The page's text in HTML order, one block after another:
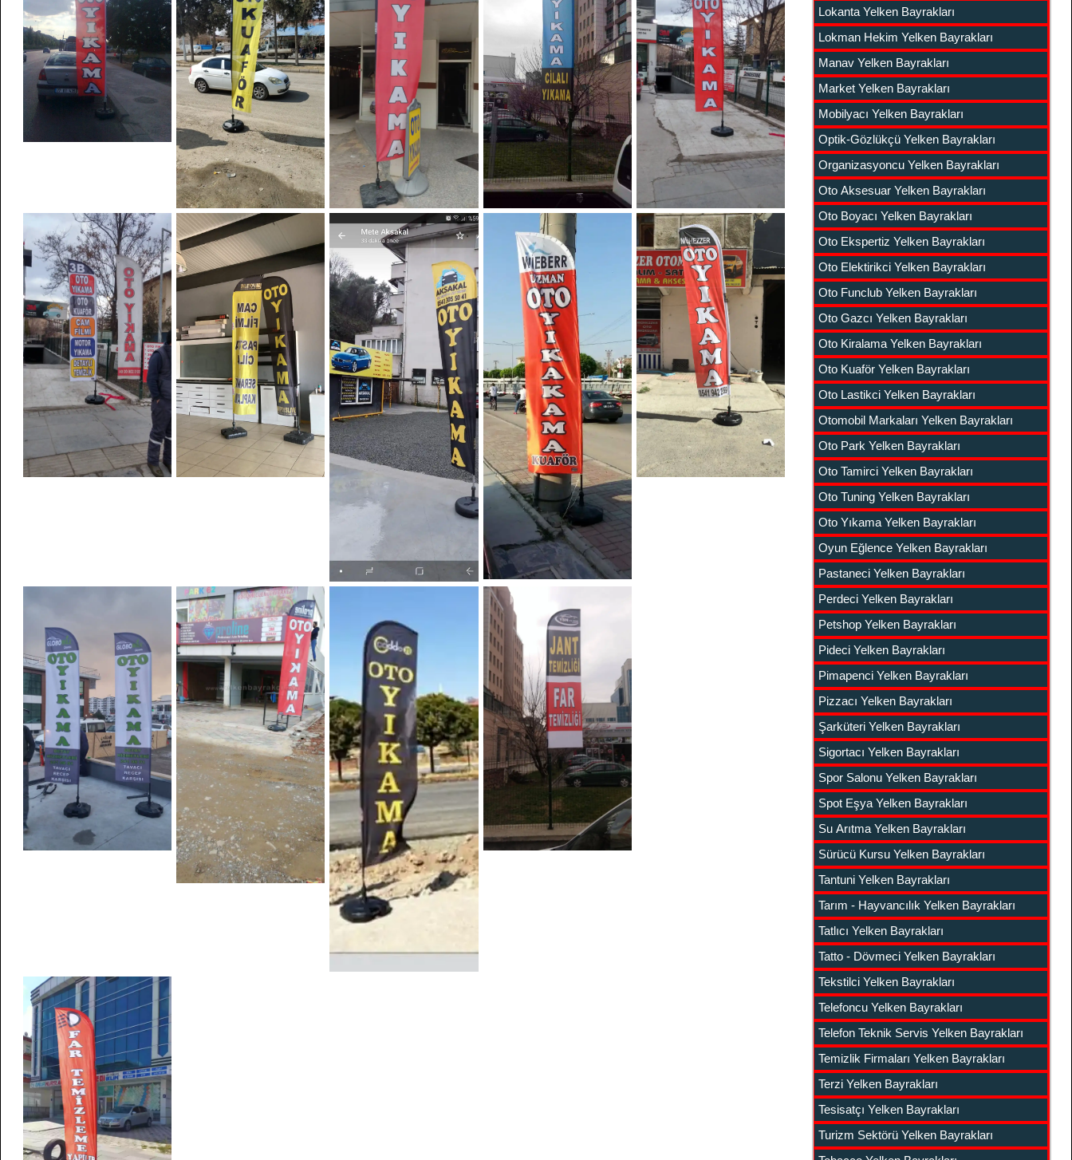
Lokanta Yelken Bayrakları
Lokman Hekim Yelken Bayrakları
Manav Yelken Bayrakları
Market Yelken Bayrakları
Mobilyacı Yelken Bayrakları
Optik-Gözlükçü Yelken Bayrakları
Organizasyoncu Yelken Bayrakları
Oto Aksesuar Yelken Bayrakları
Oto Boyacı Yelken Bayrakları
Oto Ekspertiz Yelken Bayrakları
Oto Elektirikci Yelken Bayrakları
Oto Funclub Yelken Bayrakları
Oto Gazcı Yelken Bayrakları
Oto Kiralama Yelken Bayrakları
Oto Kuaför Yelken Bayrakları
Oto Lastikci Yelken Bayrakları
Otomobil Markaları Yelken Bayrakları
Oto Park Yelken Bayrakları
Oto Tamirci Yelken Bayrakları
Oto Tuning Yelken Bayrakları
Oto Yıkama Yelken Bayrakları
Oyun Eğlence Yelken Bayrakları
Pastaneci Yelken Bayrakları
Perdeci Yelken Bayrakları
Petshop Yelken Bayrakları
Pideci Yelken Bayrakları
Pimapenci Yelken Bayrakları
Pizzacı Yelken Bayrakları
Şarküteri Yelken Bayrakları
Sigortacı Yelken Bayrakları
Spor Salonu Yelken Bayrakları
Spot Eşya Yelken Bayrakları
Su Arıtma Yelken Bayrakları
Sürücü Kursu Yelken Bayrakları
Tantuni Yelken Bayrakları
Tarım - Hayvancılık Yelken Bayrakları
Tatlıcı Yelken Bayrakları
Tatto - Dövmeci Yelken Bayrakları
Tekstilci Yelken Bayrakları
Telefoncu Yelken Bayrakları
Telefon Teknik Servis Yelken Bayrakları
Temizlik Firmaları Yelken Bayrakları
Terzi Yelken Bayrakları
Tesisatçı Yelken Bayrakları
Turizm Sektörü Yelken Bayrakları